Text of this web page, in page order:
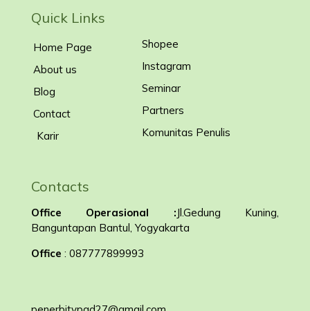
Quick Links
Home Page
About us
Blog
Contact
Karir
Shopee
Instagram
Seminar
Partners
Komunitas Penulis
Contacts
Office Operasional :Jl.Gedung Kuning,
Banguntapan Bantul, Yogyakarta
Office : 087777899993